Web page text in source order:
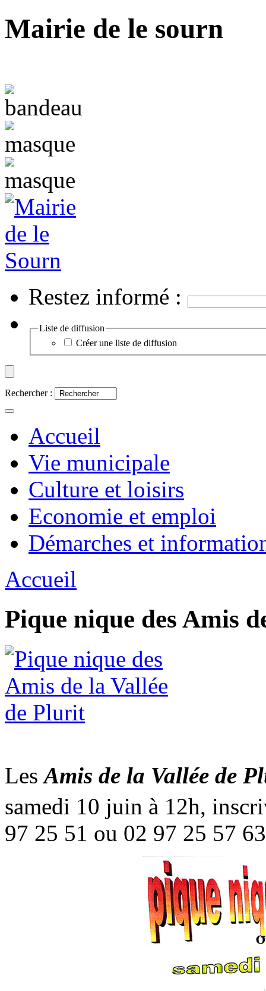
Mairie de le sourn
Restez informé :
Liste de diffusion
Créer une liste de diffusion
Rechercher :
Accueil
Vie municipale
Culture et loisirs
Economie et emploi
Démarches et
Accueil
Pique nique des Amis
LesAmis de la Vallée de
samedi 10 juin à 12h,
97 25 51 ou 02 97 25 57